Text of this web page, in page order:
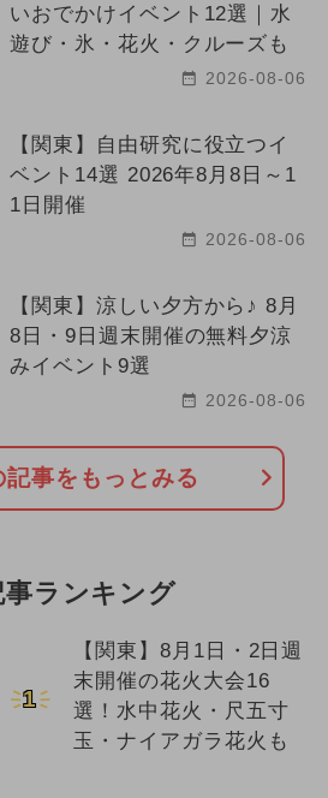
いおでかけイベント12選｜水
遊び・氷・花火・クルーズも
2026-08-06
【関東】自由研究に役立つイ
ベント14選 2026年8月8日～1
1日開催
2026-08-06
【関東】涼しい夕方から♪ 8月
8日・9日週末開催の無料夕涼
みイベント9選
2026-08-06
記事をもっとみる
ランキング
1
【関東】8月1日・2日週
末開催の花火大会16
選！水中花火・尺五寸
玉・ナイアガラ花火も